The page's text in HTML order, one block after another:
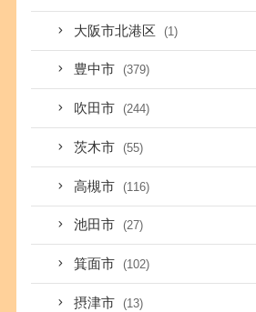
大阪市北港区 (1)
豊中市 (379)
吹田市 (244)
茨木市 (55)
高槻市 (116)
池田市 (27)
箕面市 (102)
摂津市 (13)